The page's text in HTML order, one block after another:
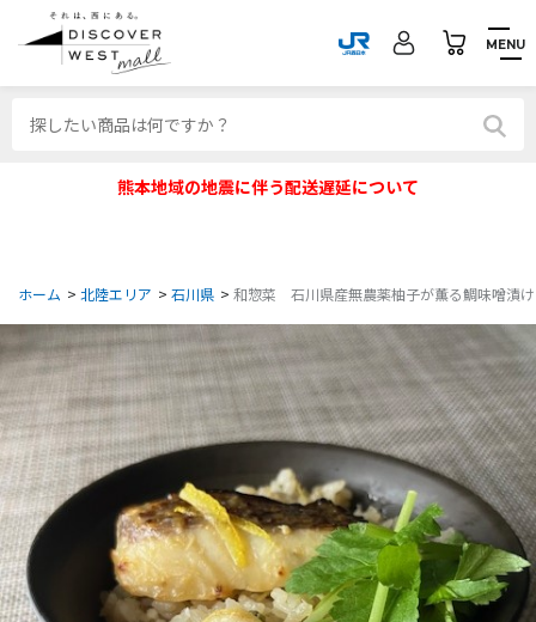
MENU
熊本地域の地震に伴う配送遅延について
ホーム > 北陸エリア > 石川県 > 和惣菜 石川県産無農薬柚子が薫る鯛味噌漬